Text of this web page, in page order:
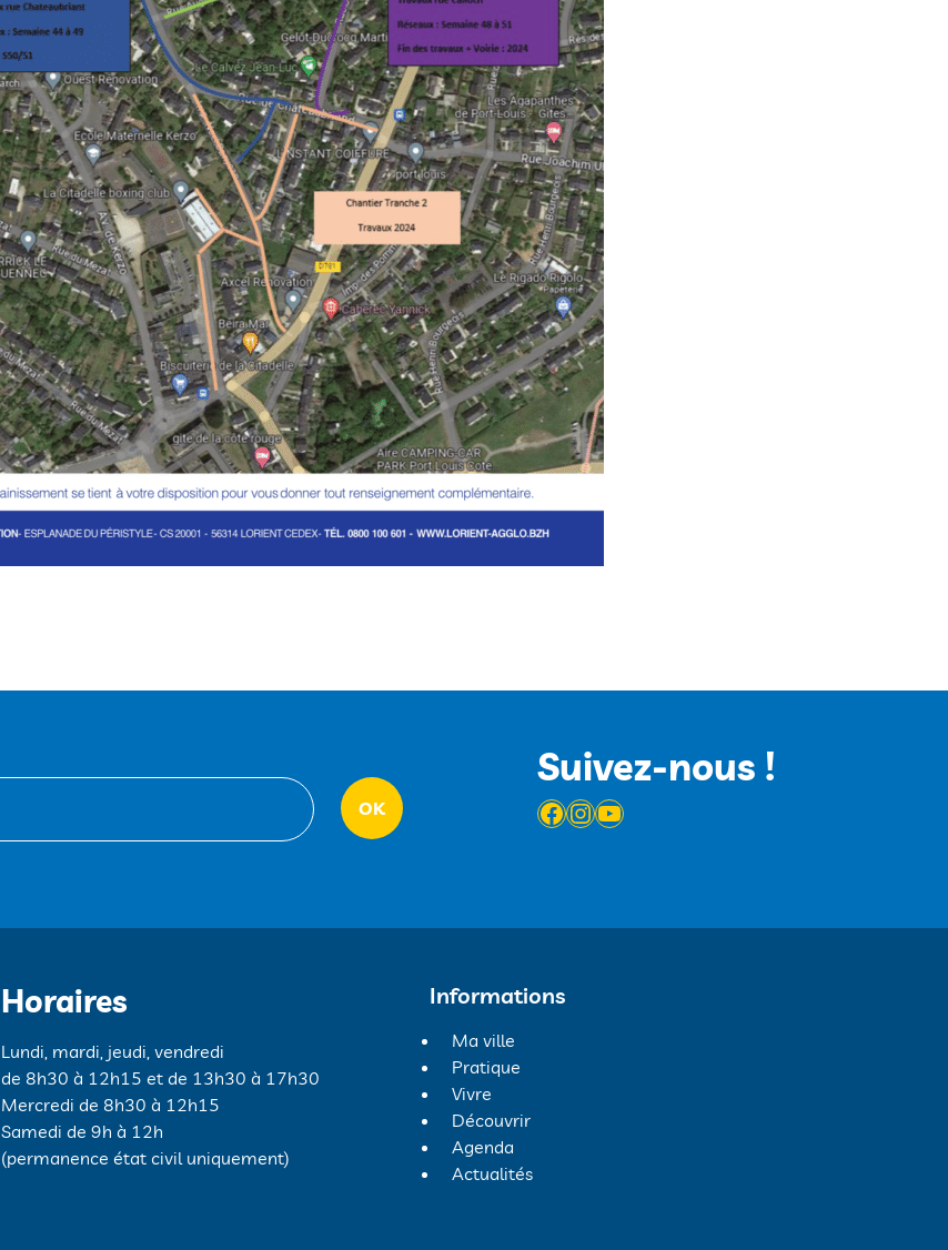
Suivez-nous !
Facebook
Instagram
YouTube
Horaires
Lundi, mardi, jeudi, vendredi
de 8h30 à 12h15 et de 13h30 à 17h30
Mercredi de 8h30 à 12h15
Samedi de 9h à 12h
(permanence état civil uniquement)
Informations
Ma ville
Pratique
Vivre
Découvrir
Agenda
Actualités